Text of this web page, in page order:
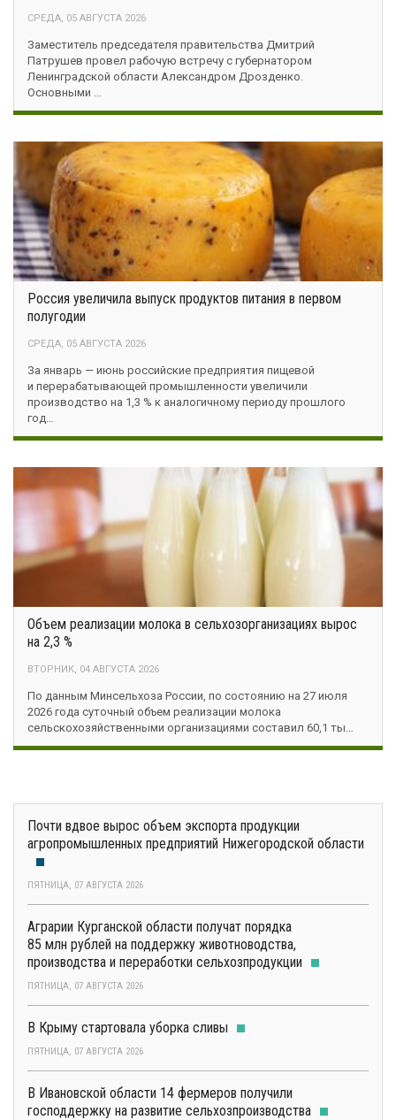
СРЕДА, 05 АВГУСТА 2026
Заместитель председателя правительства Дмитрий
Патрушев провел рабочую встречу с губернатором
Ленинградской области Александром Дрозденко.
Основными …
Россия увеличила выпуск продуктов питания в первом
полугодии
СРЕДА, 05 АВГУСТА 2026
За январь — июнь российские предприятия пищевой
и перерабатывающей промышленности увеличили
производство на 1,3 % к аналогичному периоду прошлого
год…
Объем реализации молока в сельхозорганизациях вырос
на 2,3 %
ВТОРНИК, 04 АВГУСТА 2026
По данным Минсельхоза России, по состоянию на 27 июля
2026 года суточный объем реализации молока
сельскохозяйственными организациями составил 60,1 ты…
Почти вдвое вырос объем экспорта продукции
агропромышленных предприятий Нижегородской области
ПЯТНИЦА, 07 АВГУСТА 2026
Аграрии Курганской области получат порядка
85 млн рублей на поддержку животноводства,
производства и переработки сельхозпродукции
ПЯТНИЦА, 07 АВГУСТА 2026
В Крыму стартовала уборка сливы
ПЯТНИЦА, 07 АВГУСТА 2026
В Ивановской области 14 фермеров получили
господдержку на развитие сельхозпроизводства